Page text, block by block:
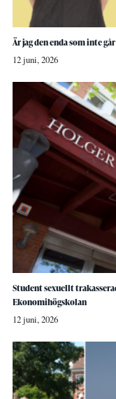
Är jag den enda som inte
12 juni, 2026
Student sexuellt
Ekonomihögskolan
12 juni, 2026